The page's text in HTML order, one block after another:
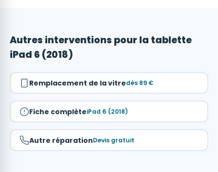
Autres interventions pour la tablette
iPad 6 (2018)
Remplacement de la vitredès 89 €
Fiche complèteiPad 6 (2018)
Autre réparationDevis gratuit